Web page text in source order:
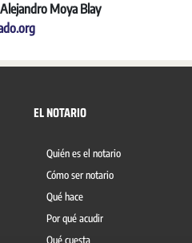
Alejandro Moya Blay
EL NOTARIO
Quién es el notario
Cómo ser notario
Qué hace
Por qué acudir
Qué cuesta